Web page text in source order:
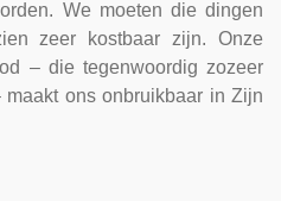
We moeten die dingen
zeer kostbaar zijn. Onze
– die tegenwoordig zozeer
ons onbruikbaar in Zijn